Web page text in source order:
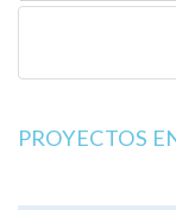
PROYECTOS